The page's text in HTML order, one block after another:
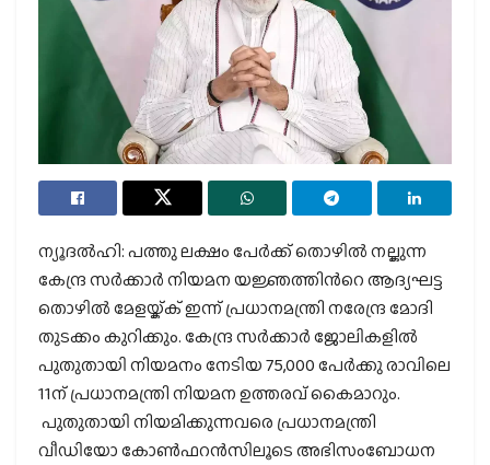
ന്യൂദല്‍ഹി: പത്തു ലക്ഷം പേര്‍ക്ക് തൊഴില്‍ നല്കുന്ന
കേന്ദ്ര സര്‍ക്കാര്‍ നിയമന യജ്ഞത്തിന്‍റെ ആദ്യഘട്ട
തൊഴില്‍ മേളയ്ക്ക് ഇന്ന് പ്രധാനമന്ത്രി നരേന്ദ്ര മോദി
തുടക്കം കുറിക്കും. കേന്ദ്ര സര്‍ക്കാര്‍ ജോലികളില്‍
പുതുതായി നിയമനം നേടിയ 75,000 പേര്‍ക്കു രാവിലെ
11ന് പ്രധാനമന്ത്രി നിയമന ഉത്തരവ് കൈമാറും.
പുതുതായി നിയമിക്കുന്നവരെ പ്രധാനമന്ത്രി
വീഡിയോ കോണ്‍ഫറന്‍സിലൂടെ അഭിസംബോധന